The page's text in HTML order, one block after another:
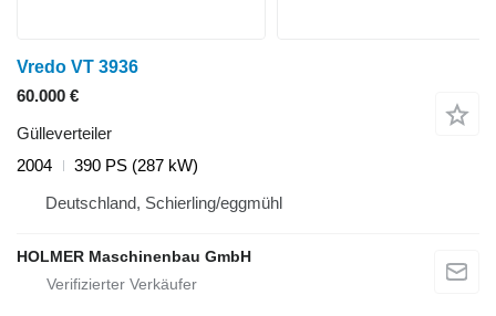
Vredo VT 3936
60.000 €
Gülleverteiler
2004
390 PS (287 kW)
Deutschland, Schierling/eggmühl
HOLMER Maschinenbau GmbH